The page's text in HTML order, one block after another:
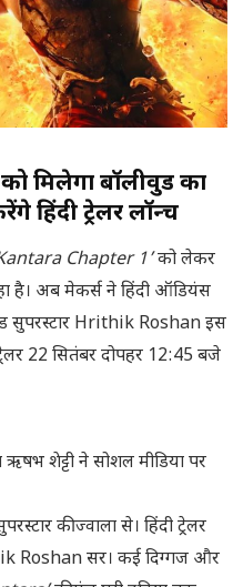
मिलेगा बॉलीवुड का
ट्रेलर लॉन्च
Chapter 1’को लेकर
है। अब मेकर्स ने हिंदी ऑडियंस
सुपरस्टार Hrithik Roshan इस
22 सितंबर दोपहर 12:45 बजे
शेट्टी ने सोशल मीडिया पर
की ज्वाला से। हिंदी ट्रेलर
Roshan सर। कई दिग्गज और